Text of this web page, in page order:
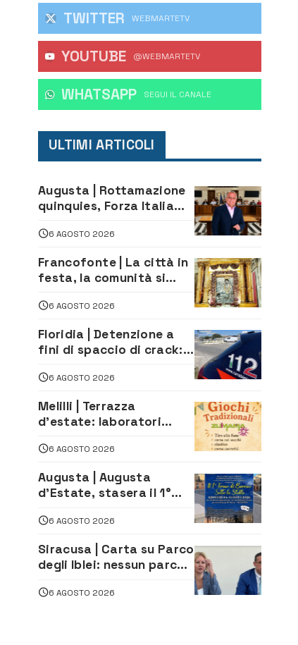
TWITTER WEBMARTETV
YOUTUBE @WEBMARTETV
WHATSAPP ‎SEGUI IL CANALE
ULTIMI ARTICOLI
Augusta | Rottamazione
quinquies, Forza Italia
«La proposta è nostra»
6 AGOSTO 2026
Francofonte | La città in
festa, la comunità si
della Neve tra fede e
tradizione
6 AGOSTO 2026
Floridia | Detenzione a
fini di spaccio di crack:
6 AGOSTO 2026
Melilli | Terrazza
d’estate: laboratori
styling e giochi
tradizionali di Zuimama,
ecco come iscriversi
6 AGOSTO 2026
Augusta | Augusta
d’Estate, stasera il 1°
le Stelle: piazza
D’Astorga già sold out
6 AGOSTO 2026
Siracusa | Carta su Parco
degli Iblei: nessun parco
comunità e il territorio
6 AGOSTO 2026